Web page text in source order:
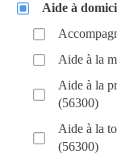
Aide à
Aide à la
Aide à la
(56300)
Aide à la
(56300)